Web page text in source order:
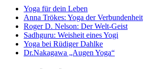
Yoga für dein Leben
Anna Trökes: Yoga der Verbundenheit
Roger D. Nelson: Der Welt-Geist
Sadhguru: Weisheit eines Yogi
Yoga bei Rüdiger Dahlke
Dr.Nakagawa „Augen Yoga“